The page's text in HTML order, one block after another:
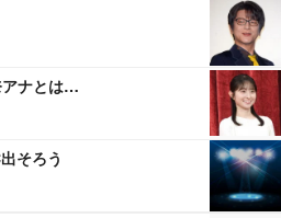
アナとは…
そろう